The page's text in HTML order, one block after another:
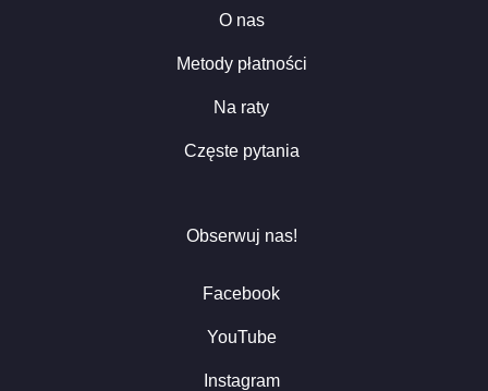
O nas
Metody płatności
Na raty
Częste pytania
Obserwuj nas!
Facebook
YouTube
Instagram